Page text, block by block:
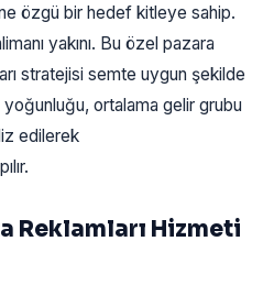
özgü bir hedef kitleye sahip.
yakını. Bu özel pazara
stratejisi semte uygun şekilde
ortalama gelir grubu
edilerek
Reklamları Hizmeti